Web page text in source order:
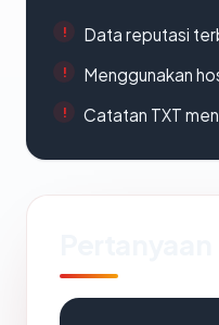
Data reputasi
Menggunakan
Catatan TXT